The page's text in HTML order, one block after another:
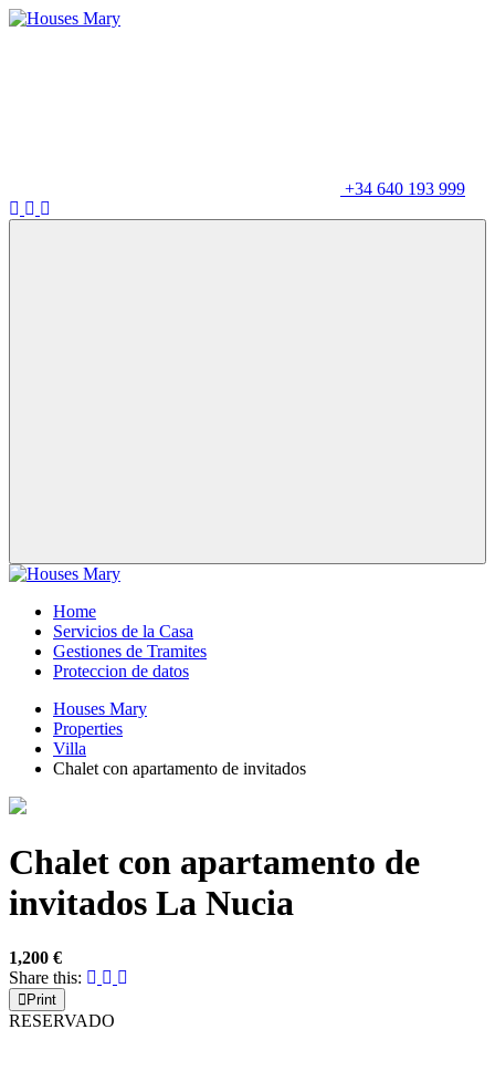
+34 640 193 999
Home
Servicios de la Casa
Gestiones de Tramites
Proteccion de datos
Houses Mary
Properties
Villa
Chalet con apartamento de invitados
Chalet con apartamento de
invitados La Nucia
1,200 €
Share this:
Print
RESERVADO